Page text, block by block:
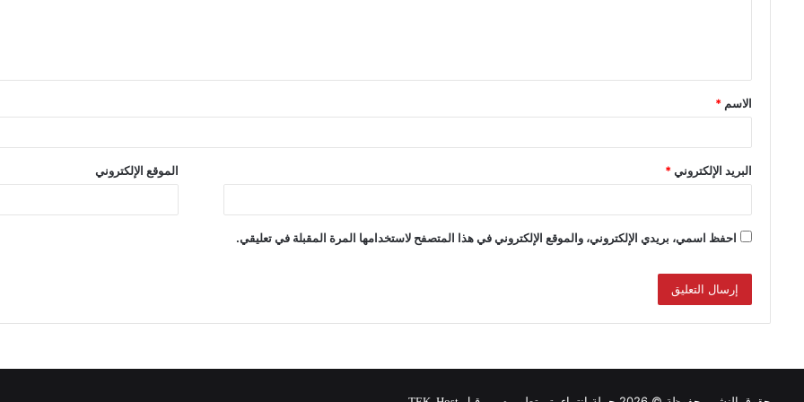
الاسم *
البريد الإلكتروني* الموقع الإلكتروني
احفظ اسمي، بريدي الإلكتروني، والموقع الإلكتروني في هذا المتصفح لاستخدامها المرة المقبلة في تعليقي.